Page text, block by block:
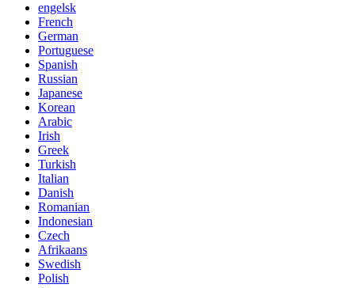
engelsk
French
German
Portuguese
Spanish
Russian
Japanese
Korean
Arabic
Irish
Greek
Turkish
Italian
Danish
Romanian
Indonesian
Czech
Afrikaans
Swedish
Polish